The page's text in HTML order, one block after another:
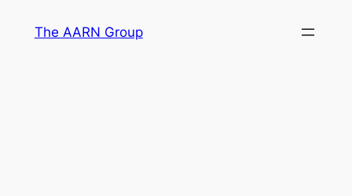
The AARN Group